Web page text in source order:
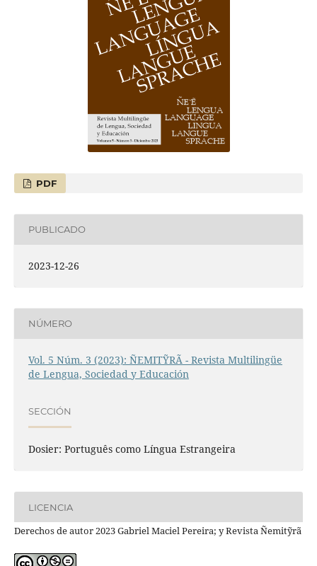
PDF
PUBLICADO
2023-12-26
NÚMERO
Vol. 5 Núm. 3 (2023): ÑEMITỸRÃ - Revista Multilingüe
de Lengua, Sociedad y Educación
SECCIÓN
Dosier: Português como Língua Estrangeira
LICENCIA
Derechos de autor 2023 Gabriel Maciel Pereira; y Revista Ñemitỹrã